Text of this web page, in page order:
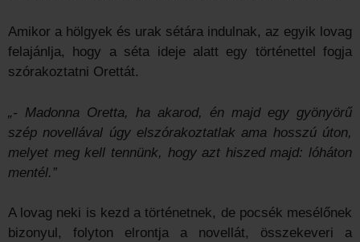
Amikor a hölgyek és urak sétára indulnak, az egyik lovag
felajánlja, hogy a séta ideje alatt egy történettel fogja
szórakoztatni Orettát.
„- Madonna Oretta, ha akarod, én majd egy gyönyörű
szép novellával úgy elszórakoztatlak ama hosszú úton,
melyet meg kell tennünk, hogy azt hiszed majd: lóháton
mentél.”
A lovag neki is kezd a történetnek, de pocsék mesélőnek
bizonyul, folyton elrontja a novellát, összekeveri a